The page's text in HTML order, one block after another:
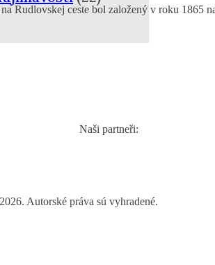
Rudlovskej ceste bol založený v roku
Naši partneři:
Autorské práva sú vyhradené.